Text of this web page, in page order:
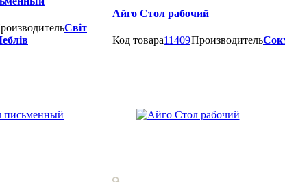
Світ
Айго Стол рабочий
Код товара11409Производитель